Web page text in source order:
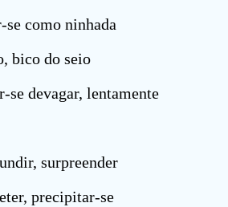
como ninhada
bico do seio
se devagar, lentamente
surpreender
precipitar-se